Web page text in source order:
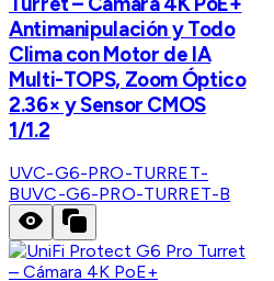
Antimanipulación y Todo
Clima con Motor de IA
Multi-TOPS, Zoom Óptico
2.36× y Sensor CMOS
1/1.2
UVC-G6-PRO-TURRET-
BUVC-G6-PRO-TURRET-B